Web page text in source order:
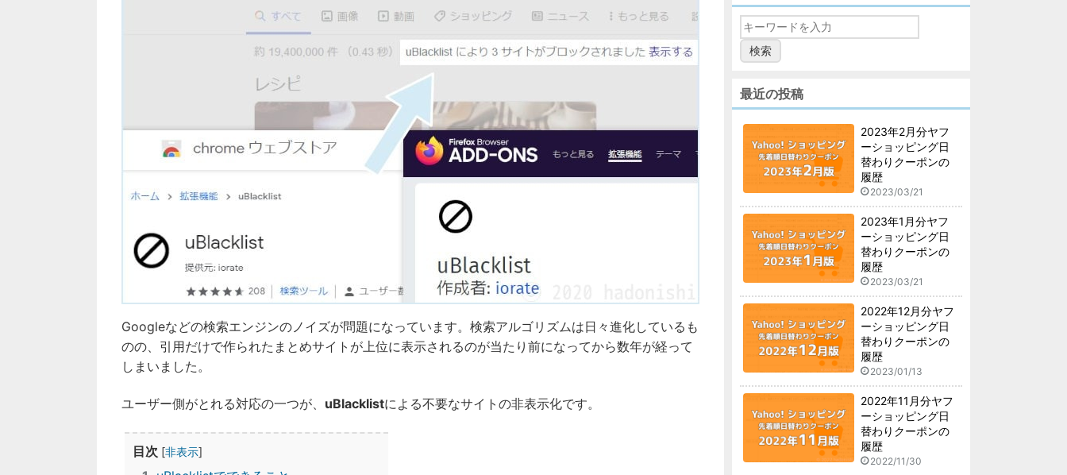
Googleなどの検索エンジンのノイズが問題になっています。検索アルゴリズムは日々進化しているも
のの、引用だけで作られたまとめサイトが上位に表示されるのが当たり前になってから数年が経って
しまいました。
ユーザー側がとれる対応の一つが、 uBlacklistによる不要なサイトの非表示化です。
目次 [非表示]
最近の投稿
2023年2月分ヤフ
ーショッピング日
替わりクーポンの
履歴
2023/03/21
2023年1月分ヤフ
ーショッピング日
替わりクーポンの
履歴
2023/03/21
2022年12月分ヤフ
ーショッピング日
替わりクーポンの
履歴
2023/01/13
2022年11月分ヤフ
ーショッピング日
替わりクーポンの
履歴
2022/11/30